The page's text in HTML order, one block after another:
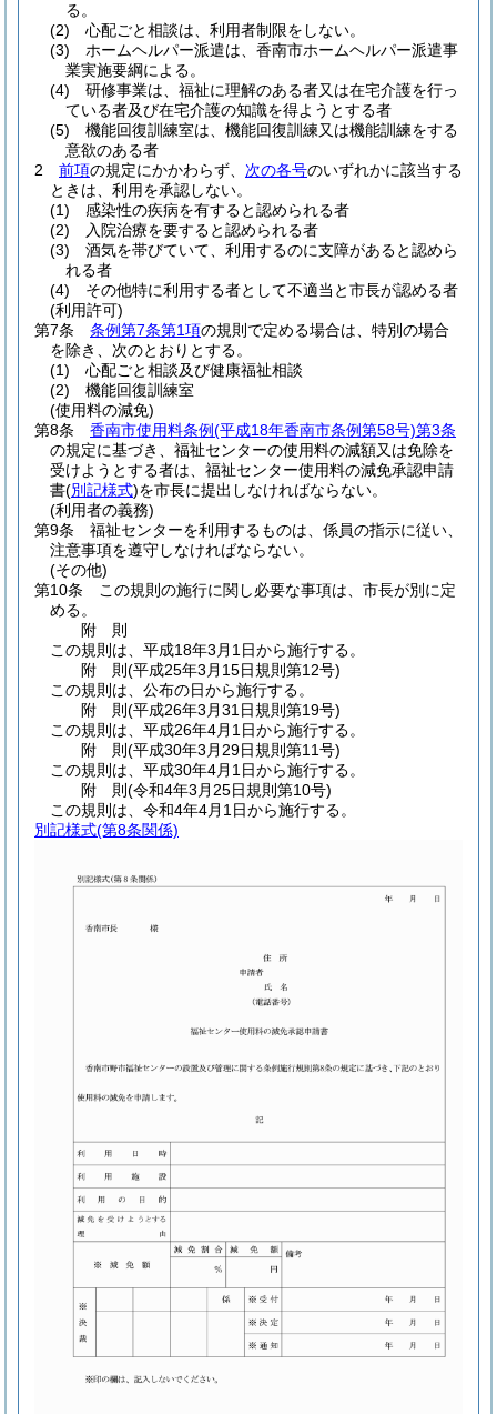
る。
(2)
心配ごと相談は、利用者制限をしない。
(3)
ホームヘルパー派遣は、香南市ホームヘルパー派遣事
業実施要綱による。
(4)
研修事業は、福祉に理解のある者又は在宅介護を行っ
ている者及び在宅介護の知識を得ようとする者
(5)
機能回復訓練室は、機能回復訓練又は機能訓練をする
意欲のある者
2
前項の規定にかかわらず、 次の各号のいずれかに該当する
ときは、利用を承認しない。
(1)
感染性の疾病を有すると認められる者
(2)
入院治療を要すると認められる者
(3)
酒気を帯びていて、利用するのに支障があると認めら
れる者
(4)
その他特に利用する者として不適当と市長が認める者
(利用許可)
第7条
条例第7条第1項の規則で定める場合は、特別の場合
を除き、次のとおりとする。
(1)
心配ごと相談及び健康福祉相談
(2)
機能回復訓練室
(使用料の減免)
第8条
香南市使用料条例(平成18年香南市条例第58号)第3条
の規定に基づき、福祉センターの使用料の減額又は免除を
受けようとする者は、福祉センター使用料の減免承認申請
書(別記様式)を市長に提出しなければならない。
(利用者の義務)
第9条
福祉センターを利用するものは、係員の指示に従い、
注意事項を遵守しなければならない。
(その他)
第10条
この規則の施行に関し必要な事項は、市長が別に定
める。
附 則
この規則は、平成18年3月1日から施行する。
附 則(平成25年3月15日規則第12号)
この規則は、公布の日から施行する。
附 則(平成26年3月31日規則第19号)
この規則は、平成26年4月1日から施行する。
附 則(平成30年3月29日規則第11号)
この規則は、平成30年4月1日から施行する。
附 則(令和4年3月25日規則第10号)
この規則は、令和4年4月1日から施行する。
別記様式(第8条関係)